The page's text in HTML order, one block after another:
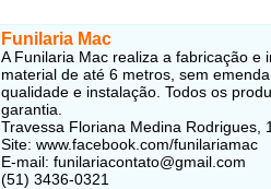
Funilaria Mac
A Funilaria Mac realiza a fabricação e
material de até 6 metros, sem
qualidade e instalação. Todos os
garantia.
Travessa Floriana Medina Rodrigues,
Site: www.facebook.com/funilariamac
E-mail: funilariacontato@gmail.com
(51) 3436-0321